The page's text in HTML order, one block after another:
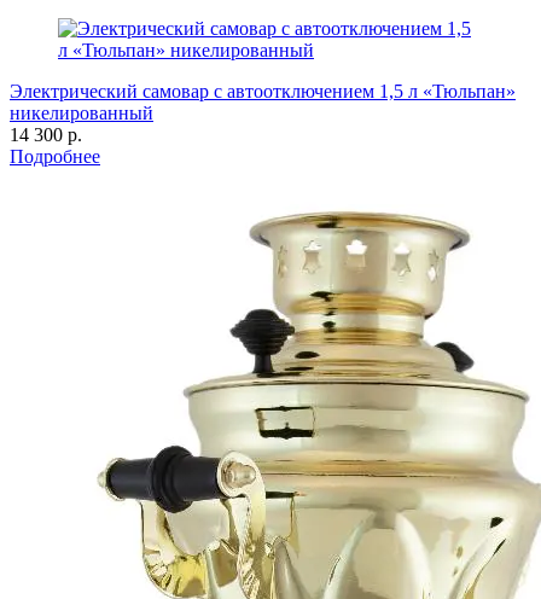
Электрический самовар с автоотключением 1,5 л «Тюльпан»
никелированный
14 300 р.
Подробнее